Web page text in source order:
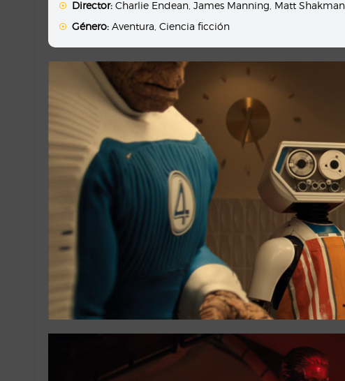
Director: Charlie Endean ,James Manning Matt Shakman
Género: Aventura ,Ciencia ficción